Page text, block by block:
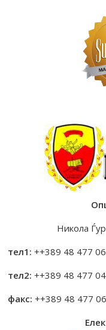
Никола
тел1: ++389 48 477
тел2: ++389 48 477
факс: ++389 48 477